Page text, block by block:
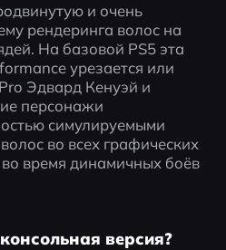
и очень
рендеринга волос на
На базовой PS5 эта
урезается или
Эдвард Кенуэй и
персонажи
симулируемыми
во всех графических
время динамичных боёв
версия?